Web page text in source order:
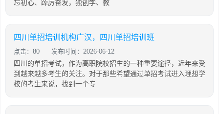
忘初心、踔厉奋发，独创学、教
四川单招培训机构广汉，四川单招培训班
点击：80 发布时间：2026-06-12
四川的单招考试，作为高职院校招生的一种重要途径，近年来受
到越来越多考生的关注。对于那些希望通过单招考试进入理想学
校的考生来说，找到一个专